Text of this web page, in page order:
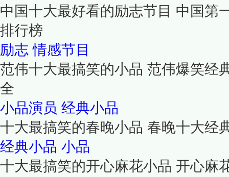
中国十大最好看的励志节目 中国第
排行榜
励志 情感节目
范伟十大最搞笑的小品 范伟爆笑经
全
小品演员 经典小品
十大最搞笑的春晚小品 春晚十大经
经典小品 小品
十大最搞笑的开心麻花小品 开心麻